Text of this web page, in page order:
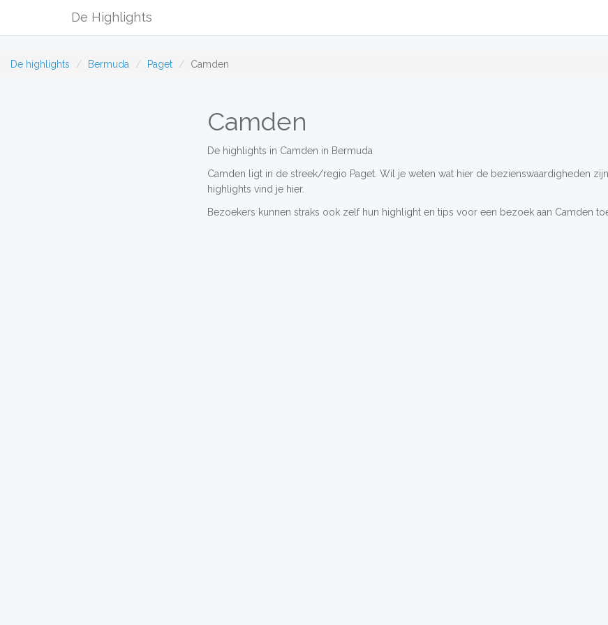
De Highlights
De highlights Bermuda Paget Camden
Camden
De highlights in Camden in Bermuda
Camden ligt in de streek/regio Paget. Wil je weten wat hier de bezienswaardigheden
highlights vind je hier.
Bezoekers kunnen straks ook zelf hun highlight en tips voor een bezoek aan Camden